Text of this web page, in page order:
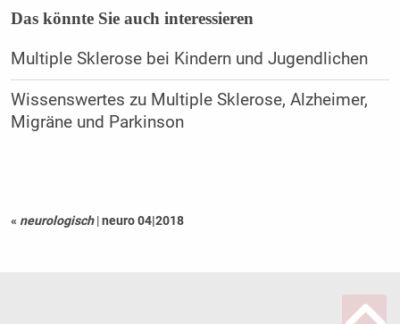
Das könnte Sie auch interessieren
Multiple Sklerose bei Kindern und Jugendlichen
Wissenswertes zu Multiple Sklerose, Alzheimer,
Migräne und Parkinson
« neurologisch |neuro 04|2018